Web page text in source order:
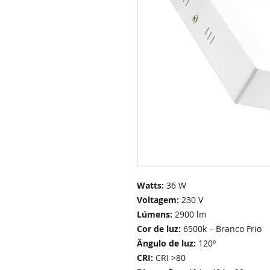
Watts: 36 W
Voltagem: 230 V
Lúmens: 2900 lm
Cor de luz: 6500k – Branco Frio
Ângulo de luz: 120º
CRI: CRI >80